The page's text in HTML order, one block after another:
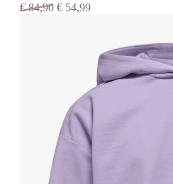
€84,90 € 54,99